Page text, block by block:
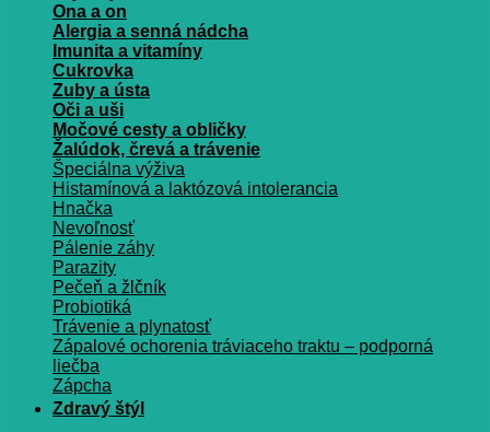
Ona a on
Alergia a senná nádcha
Imunita a vitamíny
Cukrovka
Zuby a ústa
Oči a uši
Močové cesty a obličky
Žalúdok, črevá a trávenie
Špeciálna výživa
Histamínová a laktózová intolerancia
Hnačka
Nevoľnosť
Pálenie záhy
Parazity
Pečeň a žlčník
Probiotiká
Trávenie a plynatosť
Zápalové ochorenia tráviaceho traktu – podporná
liečba
Zápcha
Zdravý štýl